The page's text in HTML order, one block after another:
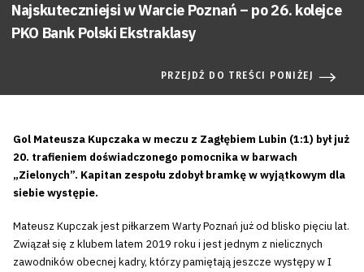
Najskuteczniejsi w Warcie Poznań – po 26. kolejce
PKO Bank Polski Ekstraklasy
PRZEJDŹ DO TREŚCI PONIŻEJ
Gol Mateusza Kupczaka w meczu z Zagłębiem Lubin (1:1) był już
20. trafieniem doświadczonego pomocnika w barwach
„Zielonych”. Kapitan zespołu zdobył bramkę w wyjątkowym dla
siebie występie.
Mateusz Kupczak jest piłkarzem Warty Poznań już od blisko pięciu lat.
Związał się z klubem latem 2019 roku i jest jednym z nielicznych
zawodników obecnej kadry, którzy pamiętają jeszcze występy w I